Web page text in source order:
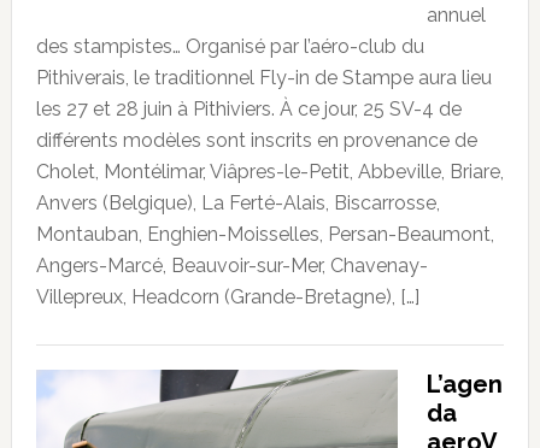
annuel
des stampistes… Organisé par l’aéro-club du
Pithiverais, le traditionnel Fly-in de Stampe aura lieu
les 27 et 28 juin à Pithiviers. À ce jour, 25 SV-4 de
différents modèles sont inscrits en provenance de
Cholet, Montélimar, Viâpres-le-Petit, Abbeville, Briare,
Anvers (Belgique), La Ferté-Alais, Biscarrosse,
Montauban, Enghien-Moisselles, Persan-Beaumont,
Angers-Marcé, Beauvoir-sur-Mer, Chavenay-
Villepreux, Headcorn (Grande-Bretagne), […]
L’agen
da